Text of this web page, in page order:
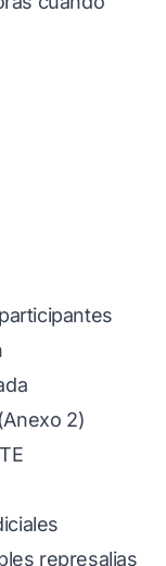
2)
represalias